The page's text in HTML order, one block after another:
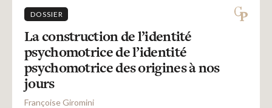
Blocs-notes
Recherches
DOSSIER
La construction de l’identité
psychomotrice de l’identité
psychomotrice des origines à nos
jours
Françoise Giromini